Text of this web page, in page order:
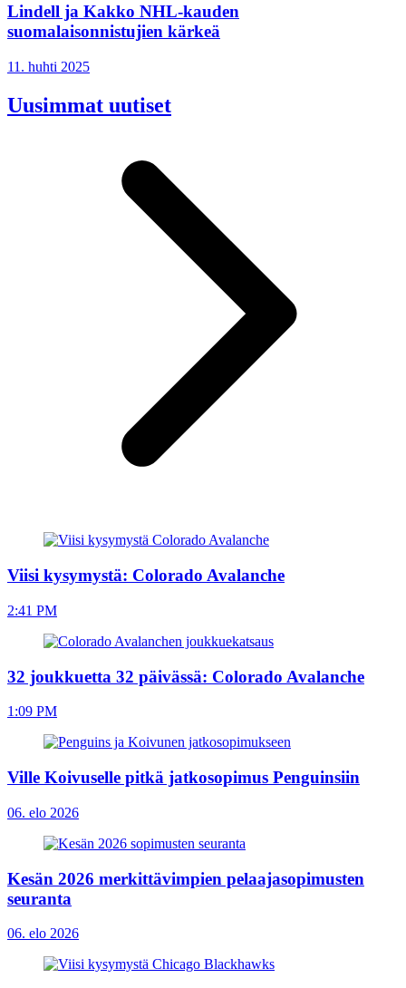
Lindell ja Kakko NHL-kauden
suomalaisonnistujien kärkeä
11. huhti 2025
Uusimmat uutiset
Viisi kysymystä: Colorado Avalanche
2:41 PM
32 joukkuetta 32 päivässä: Colorado Avalanche
1:09 PM
Ville Koivuselle pitkä jatkosopimus Penguinsiin
06. elo 2026
Kesän 2026 merkittävimpien pelaajasopimusten
seuranta
06. elo 2026